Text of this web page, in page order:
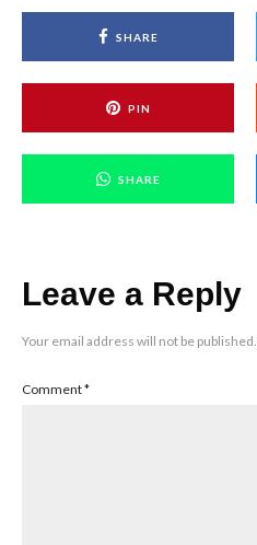
SHARE
PIN
SHARE
Leave a Reply
Your email address will not be published.
Comment*